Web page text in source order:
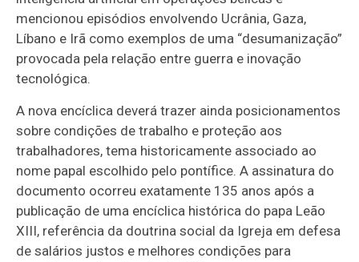
mencionou episódios envolvendo Ucrânia, Gaza,
Líbano e Irã como exemplos de uma “desumanização”
provocada pela relação entre guerra e inovação
tecnológica.
A nova encíclica deverá trazer ainda posicionamentos
sobre condições de trabalho e proteção aos
trabalhadores, tema historicamente associado ao
nome papal escolhido pelo pontífice. A assinatura do
documento ocorreu exatamente 135 anos após a
publicação de uma encíclica histórica do papa Leão
XIII, referência da doutrina social da Igreja em defesa
de salários justos e melhores condições para